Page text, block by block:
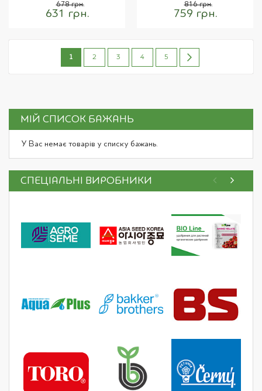
631 грн.
678 грн.
759 грн.
816 грн.
Сторінка
You're
page
1 Сторінка
2 Сторінка
3 Сторінка
4 Сторінка
5
МІЙ СПИСОК БАЖАНЬ
У Вас немає товарів у списку бажань.
СПЕЦІАЛЬНІ ВИРОБНИКИ